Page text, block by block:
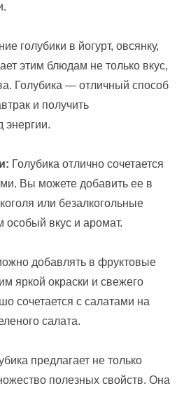
голубики в йогурт, овсянку,
этим блюдам не только вкус,
Голубика — отличный способ
и получить
энергии.
Голубика отлично сочетается
Вы можете добавить ее в
или безалкогольные
особый вкус и аромат.
добавлять в фруктовые
яркой окраски и свежего
сочетается с салатами на
салата.
предлагает не только
полезных свойств. Она